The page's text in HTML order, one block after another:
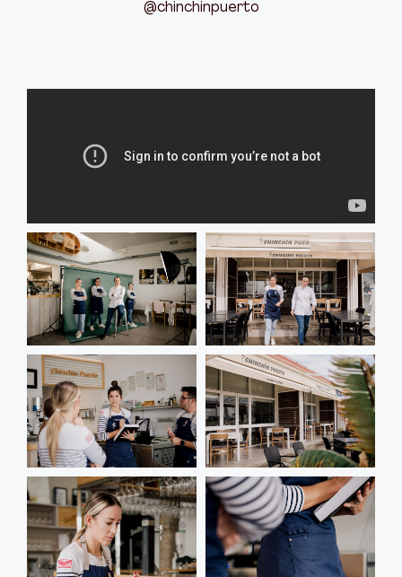
@chinchinpuerto